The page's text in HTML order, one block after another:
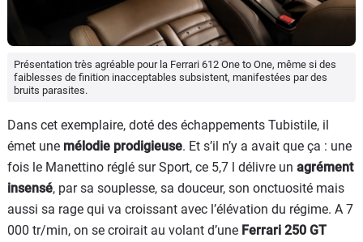
Présentation très agréable pour la Ferrari 612 One to One, même si des
faiblesses de finition inacceptables subsistent, manifestées par des
bruits parasites.
Dans cet exemplaire, doté des échappements Tubistile, il
émet une mélodie prodigieuse. Et s’il n’y a avait que ça : une
fois le Manettino réglé sur Sport, ce 5,7 l délivre un agrément
insensé, par sa souplesse, sa douceur, son onctuosité mais
aussi sa rage qui va croissant avec l’élévation du régime. A 7
000 tr/min, on se croirait au volant d’une Ferrari 250 GT